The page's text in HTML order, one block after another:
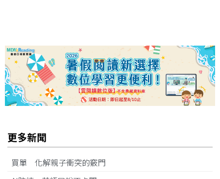
更多新聞
買單 化解親子衝突的竅門